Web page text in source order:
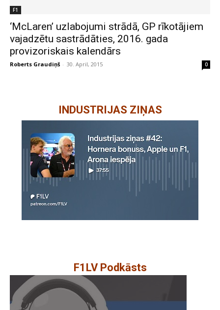
F1
‘McLaren’ uzlabojumi strādā, GP rīkotājiem
vajadzētu sastrādāties, 2016. gada
provizoriskais kalendārs
Roberts Graudiņš - 30. April, 2015 0
INDUSTRIJAS ZIŅAS
F1LV Podkāsts